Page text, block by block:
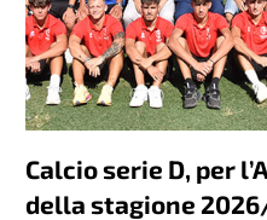
Calcio serie D, per
della stagione